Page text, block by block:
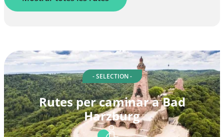
- SELECTION -
Rutes per caminar a Bad
Harzburg